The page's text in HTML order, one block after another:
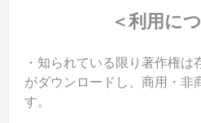
＜利用に
・知られている限り著作権
がダウンロードし、商用・非
す。